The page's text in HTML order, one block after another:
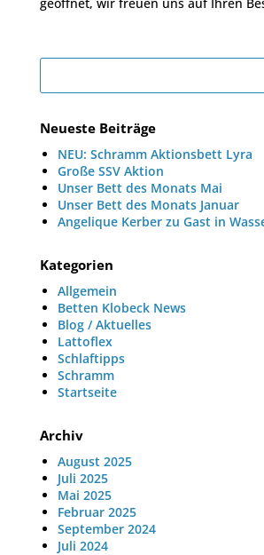
Neueste Beiträge
NEU: Schramm Aktionsbett Lyra
Große SSV Aktion
Unser Bett des Monats Mai
Unser Bett des Monats Januar
Angelique Kerber zu Gast in
Kategorien
Allgemein
Betten Klobeck News
Blog / Aktuelles
Lattoflex
Schlaftipps
Schramm
Startseite
Archiv
August 2025
Juli 2025
Mai 2025
Februar 2025
September 2024
Juli 2024